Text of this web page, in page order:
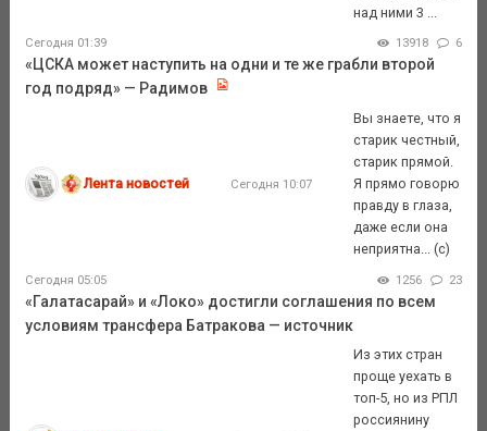
над ними 3 ...
Сегодня 01:39 13918 6
«ЦСКА может наступить на одни и те же грабли второй
год подряд» — Радимов
Лента новостей Сегодня 10:07
Вы знаете, что я
старик честный,
старик прямой.
Я прямо говорю
правду в глаза,
даже если она
неприятна... (с)
Сегодня 05:05 1256 23
«Галатасарай» и «Локо» достигли соглашения по всем
условиям трансфера Батракова — источник
Из этих стран
проще уехать в
топ-5, но из РПЛ
россиянину